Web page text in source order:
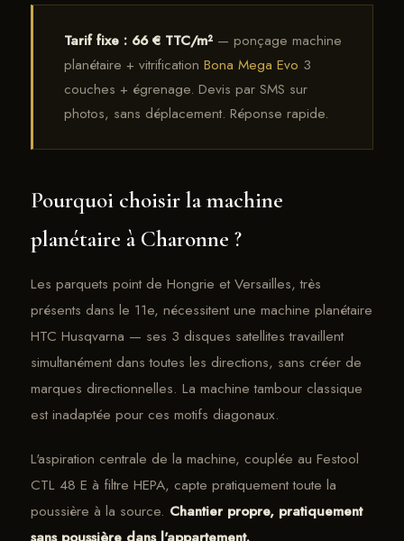
Tarif fixe : 66 € TTC/m² — ponçage machine
planétaire + vitrification Bona Mega Evo 3
couches + égrenage. Devis par SMS sur
photos, sans déplacement. Réponse rapide.
Pourquoi choisir la machine
planétaire à Charonne ?
Les parquets point de Hongrie et Versailles, très
présents dans le 11e, nécessitent une machine planétaire
HTC Husqvarna — ses 3 disques satellites travaillent
simultanément dans toutes les directions, sans créer de
marques directionnelles. La machine tambour classique
est inadaptée pour ces motifs diagonaux.
L'aspiration centrale de la machine, couplée au Festool
CTL 48 E à filtre HEPA, capte pratiquement toute la
poussière à la source. Chantier propre, pratiquement